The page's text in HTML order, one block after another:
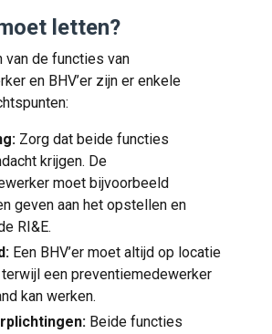
letten?
van de functies van
en BHV’er zijn er enkele
Zorg dat beide functies
krijgen. De
moet bijvoorbeeld
geven aan het opstellen en
RI&E.
Een BHV’er moet altijd op locatie
een preventiemedewerker
kan werken.
Beide functies